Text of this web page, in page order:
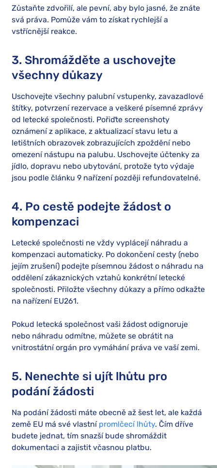
Zůstaňte zdvořilí, ale pevní, aby bylo jasné, že znáte
svá práva. Pomůže vám to získat rychlejší a
vstřícnější reakce.
3. Shromážděte a uschovejte
všechny důkazy
Uschovejte všechny palubní vstupenky, zavazadlové
štítky, potvrzení rezervace a veškeré písemné zprávy
od letecké společnosti. Pořiďte screenshoty
oznámení z aplikace, z aktualizací stavu letu a
letištních obrazovek zobrazujících zpoždění nebo
omezení nástupu na palubu. Uschovejte účtenky za
jídlo, dopravu nebo ubytování, protože tyto výdaje
jsou podle článku 9 nařízení později refundovatelné.
4. Po cestě podejte žádost o
kompenzaci
Letecké společnosti ne vždy vyplácejí náhradu a
kompenzaci automaticky. Po dokončení cesty (nebo
jejím zrušení) podejte písemnou žádost o náhradu na
oddělení zákaznických vztahů konkrétní letecké
společnosti. Přiložte všechny důkazy a přímo odkažte
na nařízení EU261.
Pokud letecká společnost vaši žádost odignoruje
nebo náhradu odmítne, můžete se obrátit na
vnitrostátní orgán pro vymáhání práva ve vaší zemi.
5. Nenechte si ujít lhůtu pro
podání žádosti
Na podání žádosti máte obecně až šest let, ale každá
země EU má své vlastní promlčecí lhůty. Čím dříve
budete jednat, tím snazší bude shromáždit
dokumentaci a zajistit včasnou platbu.